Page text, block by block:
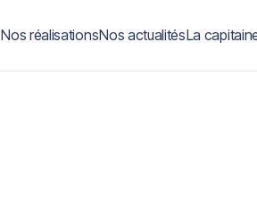
Nos réalisationsNos actualitésLa